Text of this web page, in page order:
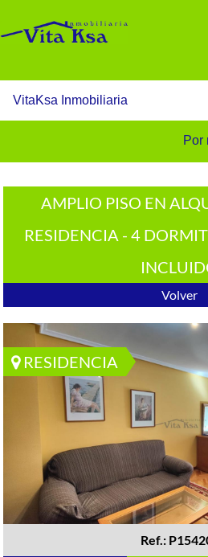
VitaKsa Inmobiliaria
Por
AMPLIO PISO EN
RESIDENCIA - 4
Volver
RESIDENCIA
Ref.: